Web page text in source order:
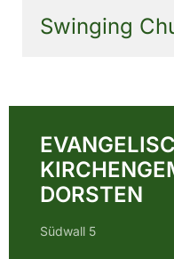
Swinging
DORSTEN
Südwall 5